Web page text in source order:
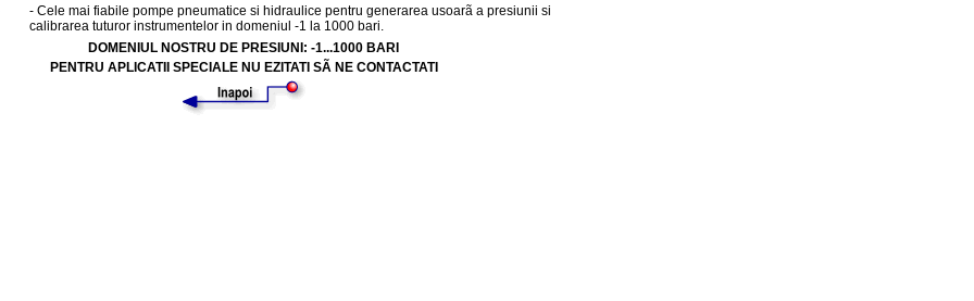
- Cele mai fiabile pompe pneumatice si hidraulice pentru generarea usoarã a presiunii si
calibrarea tuturor instrumentelor in domeniul -1 la 1000 bari.
DOMENIUL NOSTRU DE PRESIUNI: -1...1000 BARI
PENTRU APLICATII SPECIALE NU EZITATI SÃ NE CONTACTATI